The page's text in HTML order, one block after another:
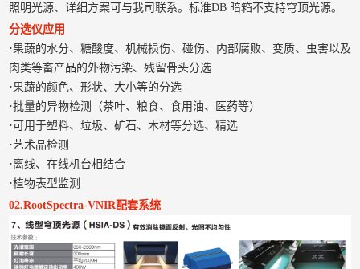
照明光源、详细方案可与我司联系。标准DB 暗箱不支持穹顶光源。
分选仪应用
·果蔬的水分、糖酸度、机械损伤、碰伤、内部腐败、变质、虫害以及
肉类等畜产品的外物污染、残留骨头分选
·果蔬的颜色、形状、大小等的分选
·批量的异物检测（茶叶、粮食、食用油、医药等）
· 可用于塑料、垃圾、矿石、木材等分选、精选
·艺术品检测
·离线、在线机台相结合
·植物表型监测
02.RootSpectra-VNIR配套系统